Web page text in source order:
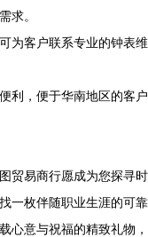
求。
为客户联系专业的钟表维
利，便于华南地区的客户
贸易商行愿成为您探寻时
一枚伴随职业生涯的可靠
心意与祝福的精致礼物，